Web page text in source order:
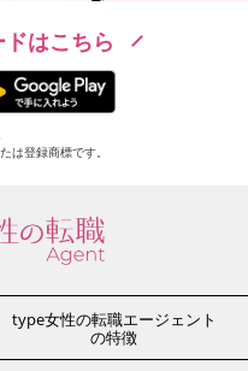
はこちら
登録商標です。
type女性の転職エージェント
の特徴